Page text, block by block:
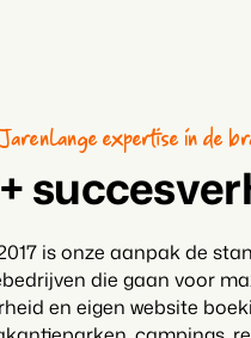
expertise in de
is onze aanpak de
die gaan voor
en eigen website